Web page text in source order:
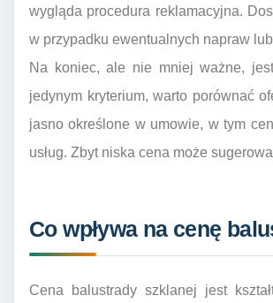
wygląda procedura reklamacyjna.
w przypadku ewentualnych napraw
Na koniec, ale nie mniej ważne, jest
jedynym kryterium, warto porównać
jasno określone w umowie, w tym
usług. Zbyt niska cena może
Co wpływa na cenę
Cena balustrady szklanej jest